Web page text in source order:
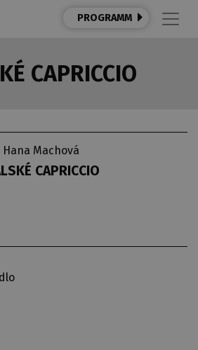
PROGRAMM
CAPRICCIO
Hana Machová
CAPRICCIO